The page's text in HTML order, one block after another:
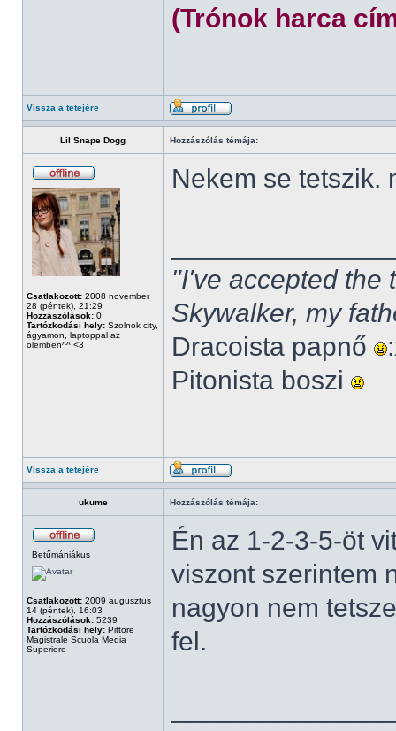
(Trónok harca
Vissza a tetejére
Lil Snape Dogg Hozzászólás témája:
Csatlakozott: 2008 november
28 (péntek), 21:29
Hozzászólások: 0
Tartózkodási hely: Szolnok city,
ágyamon, laptoppal az
ölemben^^ <3
Nekem se tetszik.
"I've accepted the
Skywalker, my
Dracoista papnő
Pitonista boszi
Vissza a tetejére
ukume Hozzászólás témája:
Betűmániákus
Csatlakozott: 2009 augusztus
14 (péntek), 16:03
Hozzászólások: 5239
Tartózkodási hely: Pittore
Magistrale Scuola Media
Superiore
Én az 1-2-3-5-öt
viszont szerintem
nagyon nem
fel.